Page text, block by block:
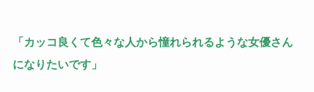
「カッコ良くて色々な人から憧れられるような女優さん
になりたいです」